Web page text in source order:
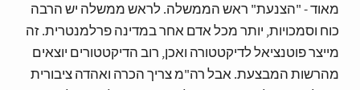
מאוד - "הצנעת" ראש הממשלה. לראש ממשלה יש הרבה
כוח וסמכויות, יותר מכל אדם אחר במדינה פרלמנטרית. זה
מייצר פוטנציאל לדיקטטורה ואכן, רוב הדיקטטורים יוצאים
מהרשות המבצעת. אבל רה"מ צריך הכרה ואהדה ציבורית